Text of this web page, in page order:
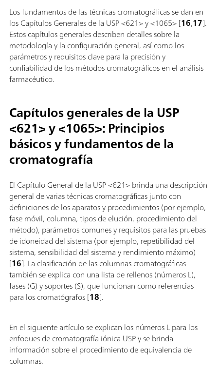
Los fundamentos de las técnicas cromatográficas se dan en
los Capítulos Generales de la USP <621> y <1065> [16,17].
Estos capítulos generales describen detalles sobre la
metodología y la configuración general, así como los
parámetros y requisitos clave para la precisión y
confiabilidad de los métodos cromatográficos en el análisis
farmacéutico.
Capítulos generales de la USP
<621> y <1065>: Principios
básicos y fundamentos de la
cromatografía
El Capítulo General de la USP <621> brinda una descripción
general de varias técnicas cromatográficas junto con
definiciones de los aparatos y procedimientos (por ejemplo,
fase móvil, columna, tipos de elución, procedimiento del
método), parámetros comunes y requisitos para las pruebas
de idoneidad del sistema (por ejemplo, repetibilidad del
sistema, sensibilidad del sistema y rendimiento máximo)
[16]. La clasificación de las columnas cromatográficas
también se explica con una lista de rellenos (números L),
fases (G) y soportes (S), que funcionan como referencias
para los cromatógrafos [18].
En el siguiente artículo se explican los números L para los
enfoques de cromatografía iónica USP y se brinda
información sobre el procedimiento de equivalencia de
columnas.